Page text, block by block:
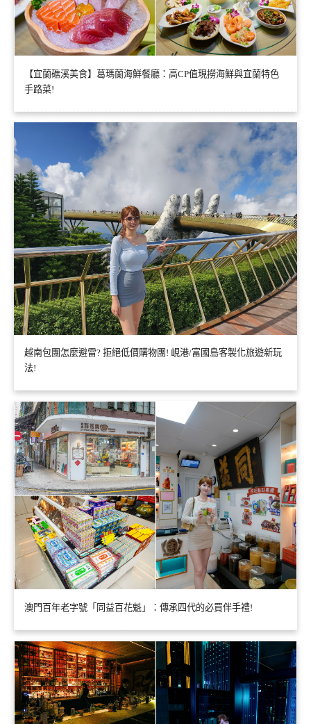
【宜蘭礁溪美食】葛瑪蘭海鮮餐廳：高CP值現撈海鮮與宜蘭特色
手路菜!
越南包團怎麼避雷? 拒絕低價購物團! 峴港/富國島客製化旅遊新玩
法!
澳門百年老字號「同益百花魁」：傳承四代的必買伴手禮!